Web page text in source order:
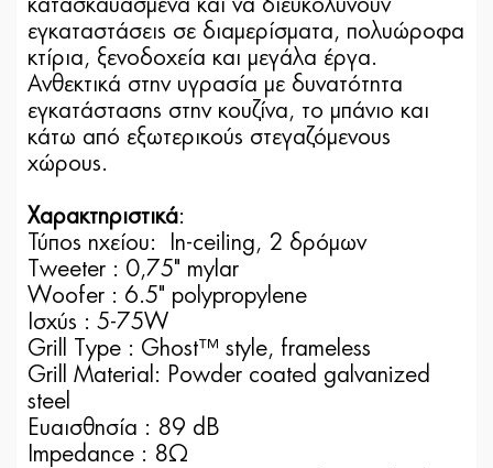
κατασκαυασμένα και να διευκολύνουν
εγκαταστάσεις σε διαμερίσματα, πολυώροφα
κτίρια, ξενοδοχεία και μεγάλα έργα.
Ανθεκτικά στην υγρασία με δυνατότητα
εγκατάστασης στην κουζίνα, το μπάνιο και
κάτω από εξωτερικούς στεγαζόμενους
χώρους.
Χαρακτηριστικά:
Τύπος ηχείου: In-ceiling, 2 δρόμων
Τweeter : 0,75" mylar
Woofer : 6.5" polypropylene
Iσχύς : 5-75W
Grill Type : Ghost™ style, frameless
Grill Material: Powder coated galvanized
steel
Eυαισθησία : 89 dB
Impedance : 8Ω